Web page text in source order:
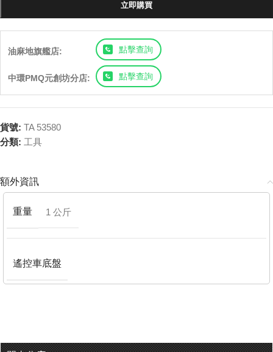
立即購買
油麻地旗艦店: 點擊查詢
中環PMQ元創坊分店: 點擊查詢
貨號: TA 53580
分類: 工具
額外資訊
重量 1 公斤
遙控車底盤